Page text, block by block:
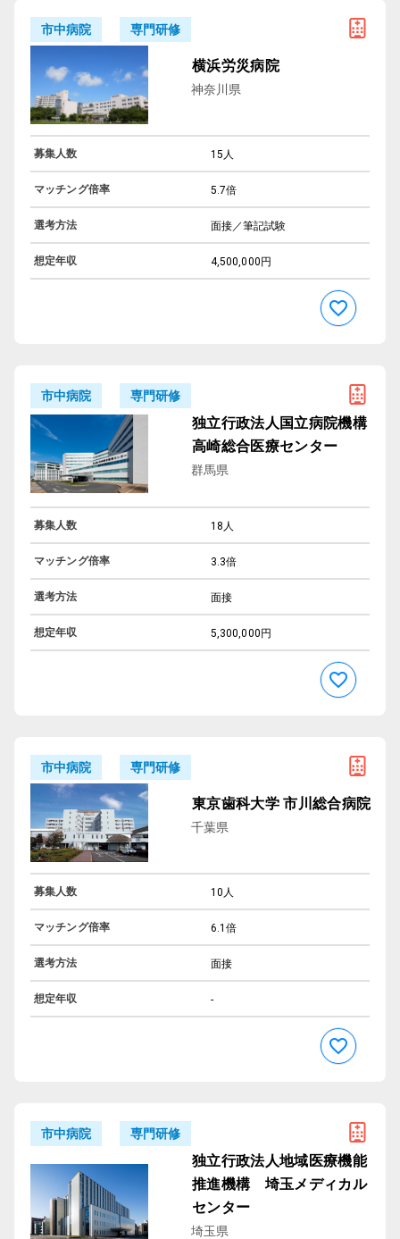
市中病院 専門研修
横浜労災病院
神奈川県
募集人数 15人
マッチング倍率 5.7倍
選考方法 面接／筆記試験
想定年収 4,500,000円
市中病院 専門研修
独立行政法人国立病院機構
高崎総合医療センター
群馬県
募集人数 18人
マッチング倍率 3.3倍
選考方法 面接
想定年収 5,300,000円
市中病院 専門研修
東京歯科大学 市川総合病院
千葉県
募集人数 10人
マッチング倍率 6.1倍
選考方法 面接
想定年収 -
市中病院 専門研修
独立行政法人地域医療機能
推進機構 埼玉メディカル
センター
埼玉県